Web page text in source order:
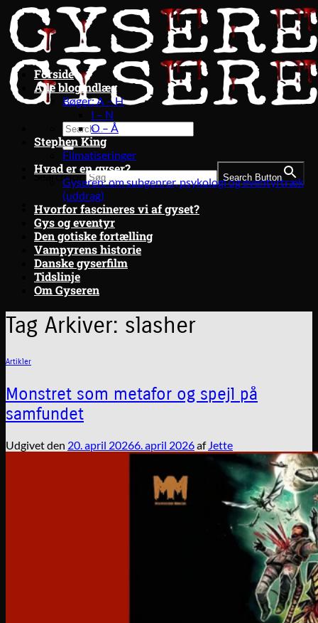
Fortsæt
til
indhold
Search for: Search Button
Forside
Alle blogindlæg
Bøger: A – H
I – N
O – Å
Stephen King
Filmatiseringer
Hvad er en gyser?
Gyseren: om subgenrer, psykologi og eventyrtræk
(uddrag)
Hvorfor fascineres vi af gyset?
Gys og eventyr
Den gotiske fortælling
Vampyrens historie
Danske gyserfilm
Tidslinje
Om Gyseren
Tag Arkiver: slasher
Artikler
Monstret som metafor og spejl på
samfundet
Udgivet den 20. april 20266. april 2026af Jette